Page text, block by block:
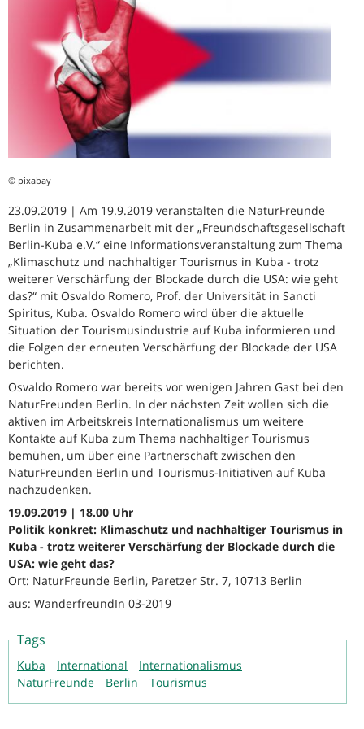
© pixabay
23.09.2019 | Am 19.9.2019 veranstalten die NaturFreunde
Berlin in Zusammenarbeit mit der „Freundschaftsgesellschaft
Berlin-Kuba e.V.“ eine Informationsveranstaltung zum Thema
„Klimaschutz und nachhaltiger Tourismus in Kuba - trotz
weiterer Verschärfung der Blockade durch die USA: wie geht
das?“ mit Osvaldo Romero, Prof. der Universität in Sancti
Spiritus, Kuba. Osvaldo Romero wird über die aktuelle
Situation der Tourismusindustrie auf Kuba informieren und
die Folgen der erneuten Verschärfung der Blockade der USA
berichten.
Osvaldo Romero war bereits vor wenigen Jahren Gast bei den
NaturFreunden Berlin. In der nächsten Zeit wollen sich die
aktiven im Arbeitskreis Internationalismus um weitere
Kontakte auf Kuba zum Thema nachhaltiger Tourismus
bemühen, um über eine Partnerschaft zwischen den
NaturFreunden Berlin und Tourismus-Initiativen auf Kuba
nachzudenken.
19.09.2019 | 18.00 Uhr
Politik konkret: Klimaschutz und nachhaltiger Tourismus in
Kuba - trotz weiterer Verschärfung der Blockade durch die
USA: wie geht das?
Ort: NaturFreunde Berlin, Paretzer Str. 7, 10713 Berlin
aus: WanderfreundIn 03-2019
Tags
Kuba International
Internationalismus
NaturFreunde
Berlin Tourismus